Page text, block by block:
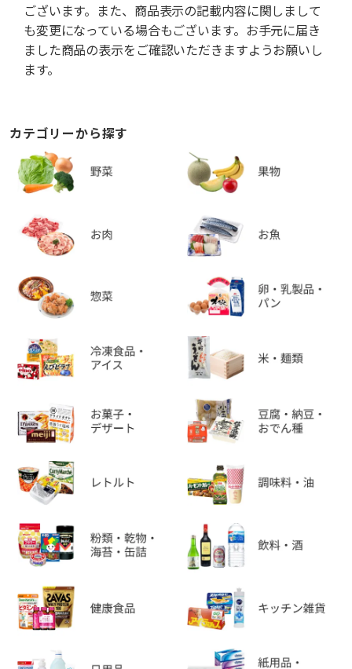
ございます。また、商品表示の記載内容に関しまして
も変更になっている場合もございます。お手元に届き
ました商品の表示をご確認いただきますようお願いし
ます。
カテゴリーから探す